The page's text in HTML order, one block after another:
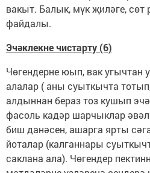
вакыт. Балык, мүк җиләге,
файдалы.
Эчәклекне чистарту (6)
Чөгендерне юып, вак угычтан
алалар ( аны суыткычта
алдыннан бераз тоз кушып
фасоль кадәр шарчыклар
биш данәсен, ашарга ярты
йоталар (калганнары
саклана ала). Чөгендер